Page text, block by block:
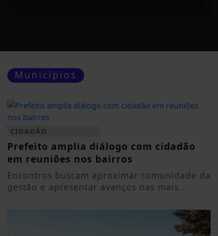
Municípios
CIDADÃO
Prefeito amplia diálogo com cidadão
em reuniões nos bairros
Encontros buscam aproximar comunidade da
gestão e apresentar avanços nas mais...